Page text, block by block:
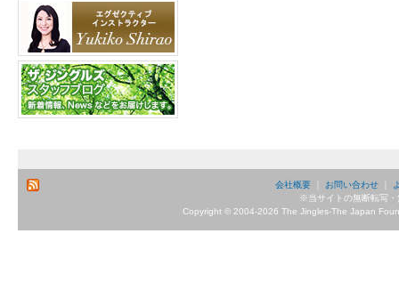
会社概要｜ お問い合わせ｜
※当サイトの無断転写・
Copyright © 2004-2026 The Jingles-The Japan